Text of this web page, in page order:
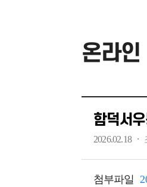
온라인
함덕서
2026.02.18 ·
첨부파일